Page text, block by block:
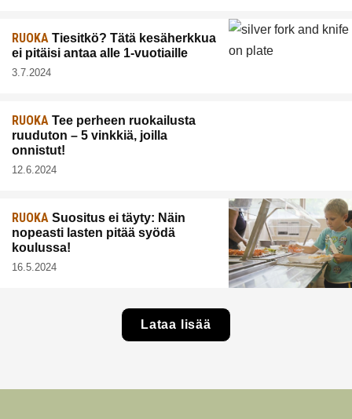
RUOKA Tiesitkö? Tätä kesäherkkua
ei pitäisi antaa alle 1-vuotiaille
3.7.2024
RUOKA Tee perheen ruokailusta
ruuduton – 5 vinkkiä, joilla
onnistut!
12.6.2024
RUOKA Suositus ei täyty: Näin
nopeasti lasten pitää syödä
koulussa!
16.5.2024
Lataa lisää